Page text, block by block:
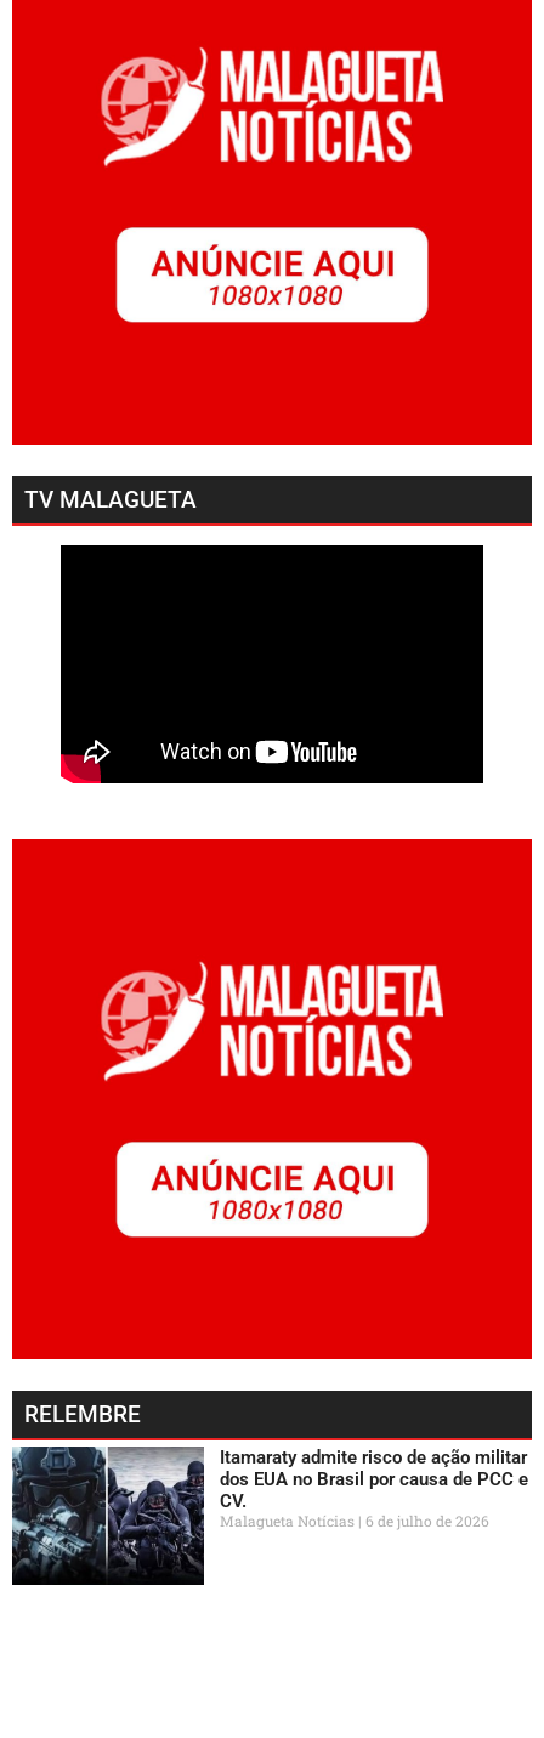
TV MALAGUETA
RELEMBRE
Itamaraty admite risco de ação militar
dos EUA no Brasil por causa de PCC e
CV.
Malagueta Notícias 6 de julho de 2026